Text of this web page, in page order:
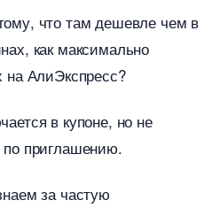
что там дешевле чем
как максимально
на АлиЭкспресс?
в купоне, но не
приглашению.
за частую